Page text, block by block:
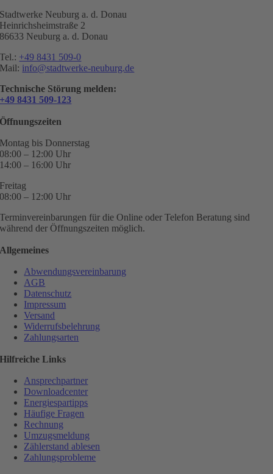
Stadtwerke Neuburg a. d. Donau
Heinrichsheimstraße 2
86633 Neuburg a. d. Donau
Tel.: +49 8431 509-0
Mail: info@stadtwerke-neuburg.de
Technische Störung melden:
+49 8431 509-123
Öffnungszeiten
Montag bis Donnerstag
08:00 – 12:00 Uhr
14:00 – 16:00 Uhr
Freitag
08:00 – 12:00 Uhr
Terminvereinbarungen für die Online oder Telefon Beratung sind
während der Öffnungszeiten möglich.
Allgemeines
Abwendungsvereinbarung
AGB
Datenschutz
Impressum
Versand
Widerrufsbelehrung
Zahlungsarten
Hilfreiche Links
Ansprechpartner
Downloadcenter
Energiespartipps
Häufige Fragen
Rechnung
Umzugsmeldung
Zählerstand ablesen
Zahlungsprobleme